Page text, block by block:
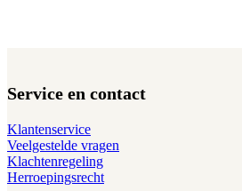
Service en contact
Klantenservice
Veelgestelde vragen
Klachtenregeling
Herroepingsrecht